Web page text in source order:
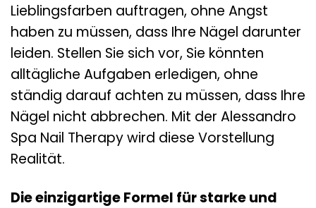
Lieblingsfarben auftragen, ohne Angst
haben zu müssen, dass Ihre Nägel darunter
leiden. Stellen Sie sich vor, Sie könnten
alltägliche Aufgaben erledigen, ohne
ständig darauf achten zu müssen, dass Ihre
Nägel nicht abbrechen. Mit der Alessandro
Spa Nail Therapy wird diese Vorstellung
Realität.
Die einzigartige Formel für starke und